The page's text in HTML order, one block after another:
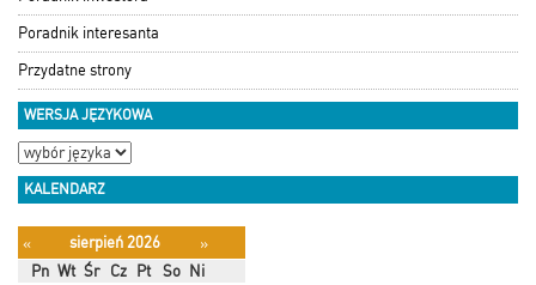
Poradnik interesanta
Przydatne strony
WERSJA JĘZYKOWA
KALENDARZ
« sierpień 2026
»
Pn Wt Śr Cz Pt So Ni